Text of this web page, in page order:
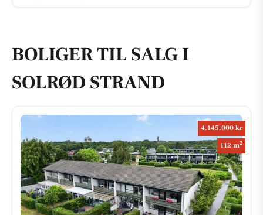
BOLIGER TIL SALG I
SOLRØD STRAND
4.145.000 kr
112 m2